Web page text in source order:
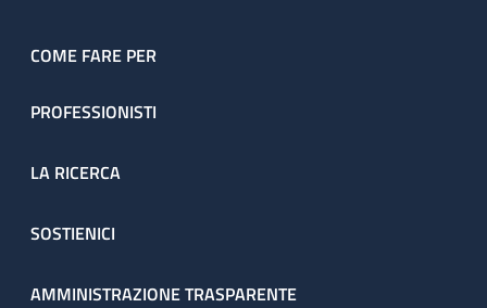
COME FARE PER
PROFESSIONISTI
LA RICERCA
SOSTIENICI
AMMINISTRAZIONE TRASPARENTE